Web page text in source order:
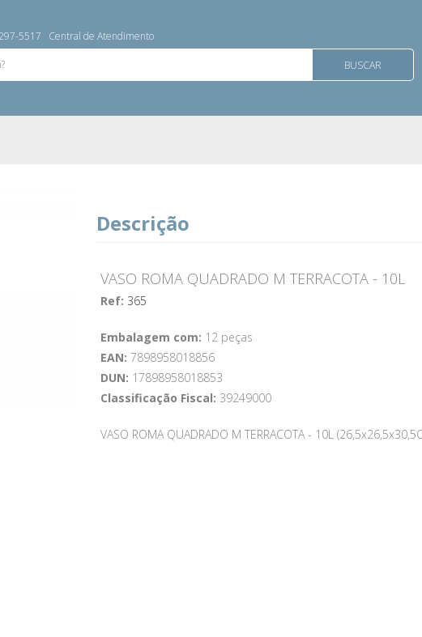
5517 Central de Atendimento
BUSCAR
Descrição
VASO ROMA QUADRADO M TERRACOTA - 10L
Ref: 365
Embalagem com: 12 peças
EAN: 7898958018856
DUN: 17898958018853
Classificação Fiscal: 39249000
VASO ROMA QUADRADO M TERRACOTA - 10L